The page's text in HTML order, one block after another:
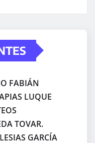
FABIÁN
LUQUE
TOVAR.
GARCÍA